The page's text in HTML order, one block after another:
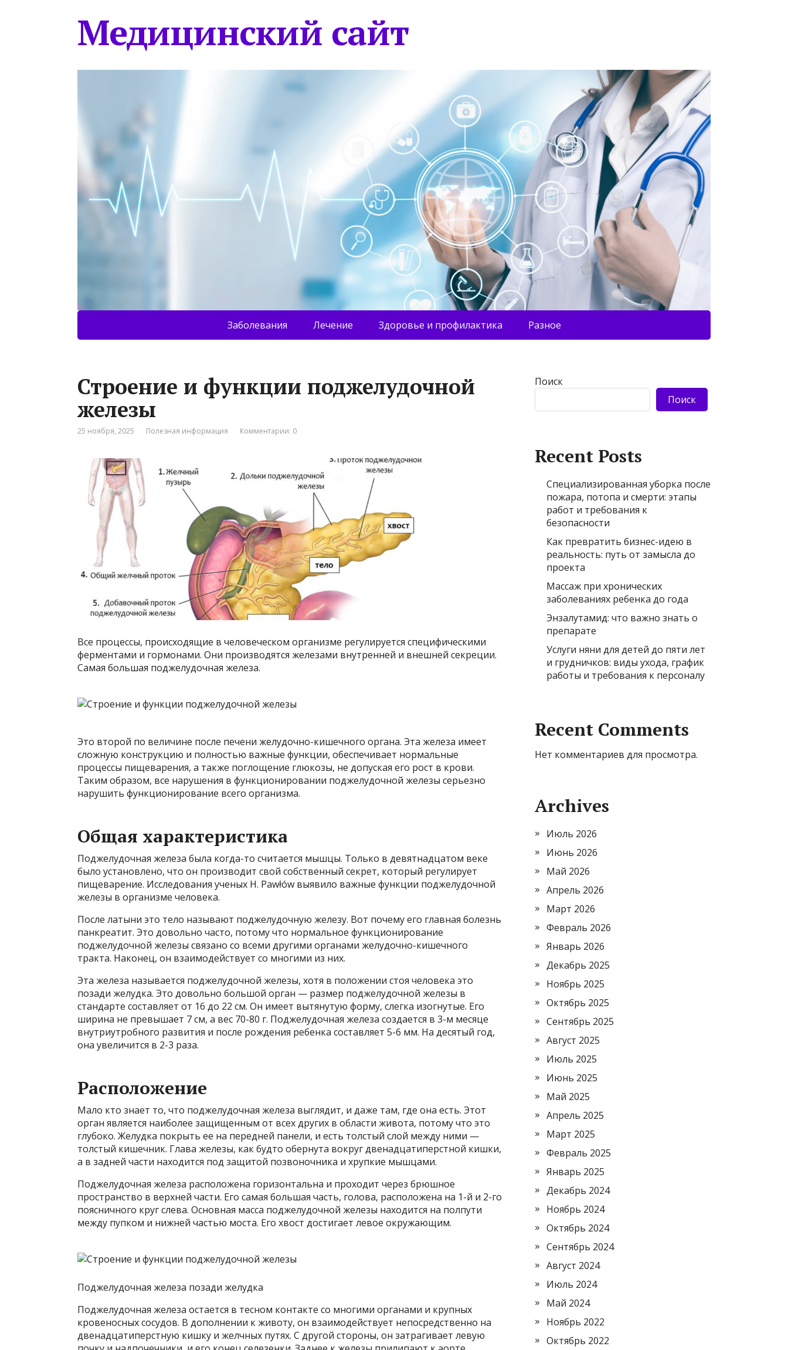
Медицинский сайт
Заболевания Лечение Здоровье и профилактика Разное
Строение и функции поджелудочной
железы
25 ноября, 2025 Полезная информация Комментарии: 0
Все процессы, происходящие в человеческом организме регулируется специфическими
ферментами и гормонами. Они производятся железами внутренней и внешней секреции.
Самая большая поджелудочная железа.
Это второй по величине после печени желудочно-кишечного органа. Эта железа имеет
сложную конструкцию и полностью важные функции, обеспечивает нормальные
процессы пищеварения, а также поглощение глюкозы, не допуская его рост в крови.
Таким образом, все нарушения в функционировании поджелудочной железы серьезно
нарушить функционирование всего организма.
Общая характеристика
Поджелудочная железа была когда-то считается мышцы. Только в девятнадцатом веке
было установлено, что он производит свой собственный секрет, который регулирует
пищеварение. Исследования ученых Н. Pawłów выявило важные функции поджелудочной
железы в организме человека.
После латыни это тело называют поджелудочную железу. Вот почему его главная болезнь
панкреатит. Это довольно часто, потому что нормальное функционирование
поджелудочной железы связано со всеми другими органами желудочно-кишечного
тракта. Наконец, он взаимодействует со многими из них.
Эта железа называется поджелудочной железы, хотя в положении стоя человека это
позади желудка. Это довольно большой орган — размер поджелудочной железы в
стандарте составляет от 16 до 22 см. Он имеет вытянутую форму, слегка изогнутые. Его
ширина не превышает 7 см, а вес 70-80 г. Поджелудочная железа создается в 3-м месяце
внутриутробного развития и после рождения ребенка составляет 5-6 мм. На десятый год,
она увеличится в 2-3 раза.
Расположение
Мало кто знает то, что поджелудочная железа выглядит, и даже там, где она есть. Этот
орган является наиболее защищенным от всех других в области живота, потому что это
глубоко. Желудка покрыть ее на передней панели, и есть толстый слой между ними —
толстый кишечник. Глава железы, как будто обернута вокруг двенадцатиперстной кишки,
а в задней части находится под защитой позвоночника и хрупкие мышцами.
Поджелудочная железа расположена горизонтальна и проходит через брюшное
пространство в верхней части. Его самая большая часть, голова, расположена на 1-й и 2-го
поясничного круг слева. Основная масса поджелудочной железы находится на полпути
между пупком и нижней частью моста. Его хвост достигает левое окружающим.
Поджелудочная железа позади желудка
Поджелудочная железа остается в тесном контакте со многими органами и крупных
кровеносных сосудов. В дополнении к животу, он взаимодействует непосредственно на
двенадцатиперстную кишку и желчных путях. С другой стороны, он затрагивает левую
Поиск
Поиск
Recent Posts
Специализированная уборка после
пожара, потопа и смерти: этапы
работ и требования к
безопасности
Как превратить бизнес-идею в
реальность: путь от замысла до
проекта
Массаж при хронических
заболеваниях ребенка до года
Энзалутамид: что важно знать о
препарате
Услуги няни для детей до пяти лет
и грудничков: виды ухода, график
работы и требования к персоналу
Recent Comments
Нет комментариев для просмотра.
Archives
Июль 2026
Июнь 2026
Май 2026
Апрель 2026
Март 2026
Февраль 2026
Январь 2026
Декабрь 2025
Ноябрь 2025
Октябрь 2025
Сентябрь 2025
Август 2025
Июль 2025
Июнь 2025
Май 2025
Апрель 2025
Март 2025
Февраль 2025
Январь 2025
Декабрь 2024
Ноябрь 2024
Октябрь 2024
Сентябрь 2024
Август 2024
Июль 2024
Май 2024
Ноябрь 2022
Октябрь 2022